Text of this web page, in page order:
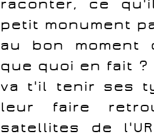
raconter, ce
petit monument
au bon moment
que quoi en fait ?
va t'il tenir ses
leur faire
satellites de